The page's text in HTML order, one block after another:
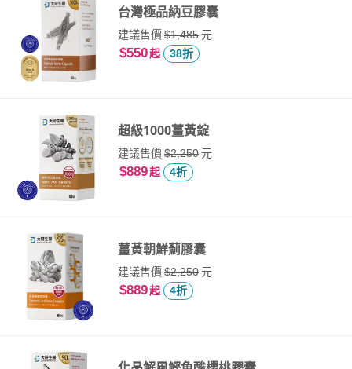
台灣極品納豆膠囊
建議售價$1,485元
$550起 38折
超級1000薑黃錠
建議售價$2,250元
$889起 4折
薑黃朝鮮薊膠囊
建議售價$2,250元
$889起 4折